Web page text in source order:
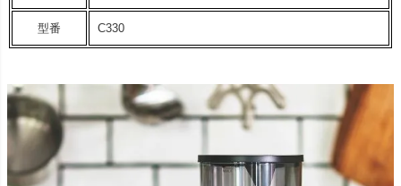
型番 C330